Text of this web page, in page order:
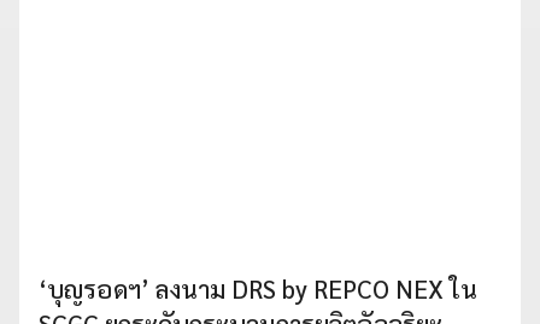
‘บุญรอดฯ’ ลงนาม DRS by REPCO NEX ใน